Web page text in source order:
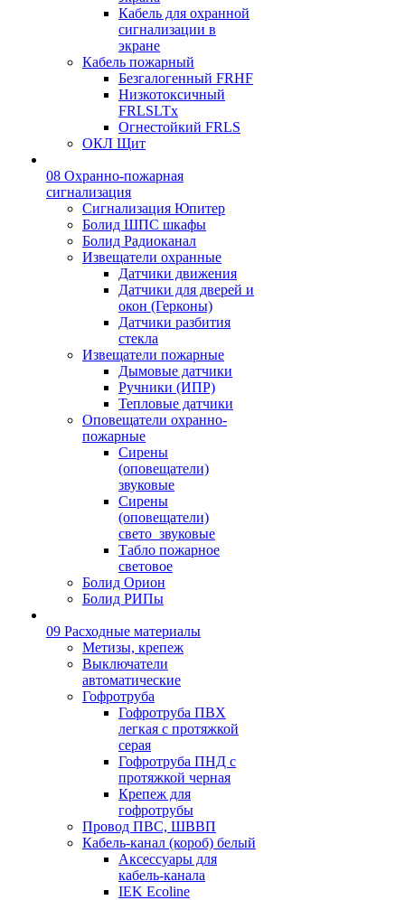
Кабель для охранной
сигнализации в
экране
Кабель пожарный
Безгалогенный FRHF
Низкотоксичный
FRLSLTx
Огнестойкий FRLS
ОКЛ Щит
08 Охранно-пожарная
сигнализация
Сигнализация Юпитер
Болид ШПС шкафы
Болид Радиоканал
Извещатели охранные
Датчики движения
Датчики для дверей и
окон (Герконы)
Датчики разбития
стекла
Извещатели пожарные
Дымовые датчики
Ручники (ИПР)
Тепловые датчики
Оповещатели охранно-
пожарные
Сирены
(оповещатели)
звуковые
Сирены
(оповещатели)
свето_звуковые
Табло пожарное
световое
Болид Орион
Болид РИПы
09 Расходные материалы
Метизы, крепеж
Выключатели
автоматические
Гофротруба
Гофротруба ПВХ
легкая с протяжкой
серая
Гофротруба ПНД с
протяжкой черная
Крепеж для
гофротрубы
Провод ПВС, ШВВП
Кабель-канал (короб) белый
Аксессуары для
кабель-канала
IEK Ecoline